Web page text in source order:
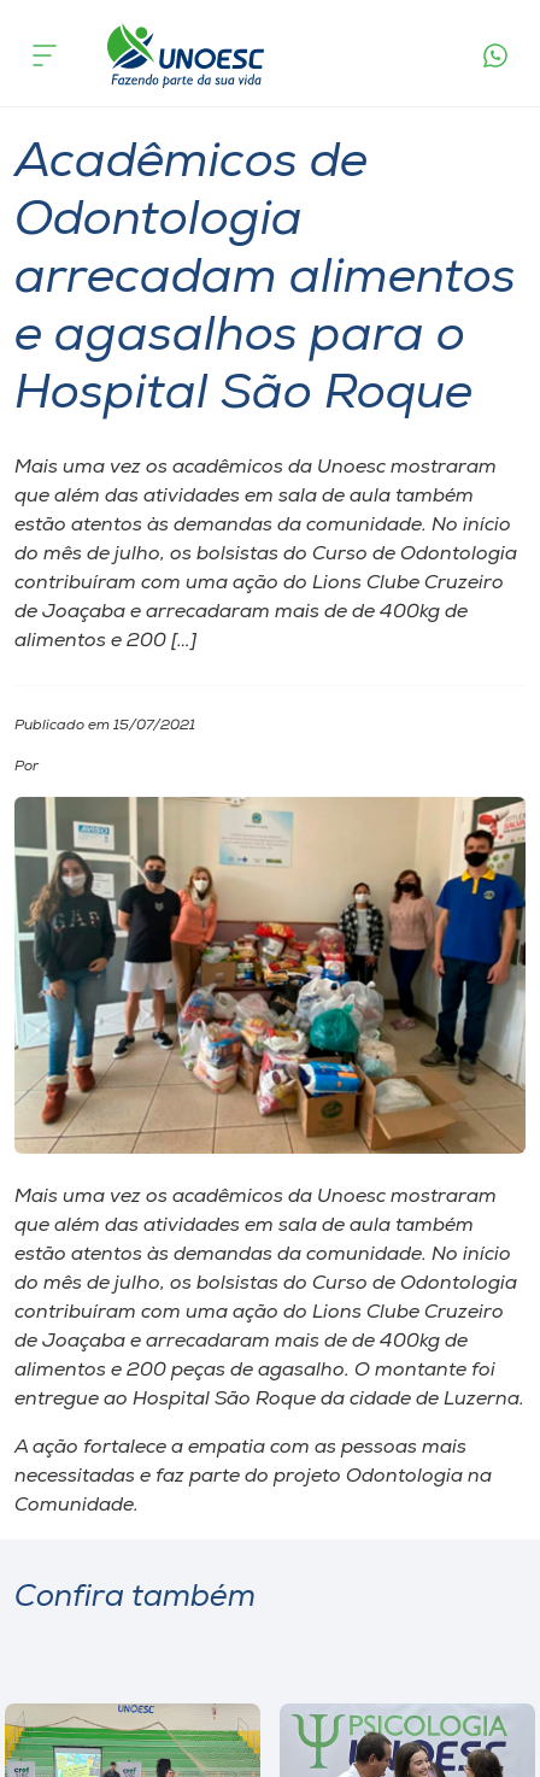
Cursos
Pesquisa
Atendimento ao Estudante
Portal de Ensino
Internacionalização
I.nova
Cultura
CPA
Biblioteca
Editora
Rádio
Museu
Store
Selecione
acontece
Roque
Acadêmicos de
Odontologia
arrecadam alimentos
e agasalhos para o
Hospital São Roque
Mais uma vez os acadêmicos da Unoesc mostraram
que além das atividades em sala de aula também
estão atentos às demandas da comunidade. No início
do mês de julho, os bolsistas do Curso de Odontologia
contribuíram com uma ação do Lions Clube Cruzeiro
de Joaçaba e arrecadaram mais de de 400kg de
alimentos e 200 […]
Publicado em 15/07/2021
Por
Mais uma vez os acadêmicos da Unoesc mostraram
que além das atividades em sala de aula também
estão atentos às demandas da comunidade. No início
do mês de julho, os bolsistas do Curso de Odontologia
contribuíram com uma ação do Lions Clube Cruzeiro
de Joaçaba e arrecadaram mais de de 400kg de
alimentos e 200 peças de agasalho. O montante foi
entregue ao Hospital São Roque da cidade de Luzerna.
A ação fortalece a empatia com as pessoas mais
necessitadas e faz parte do projeto Odontologia na
Comunidade.
Confira também